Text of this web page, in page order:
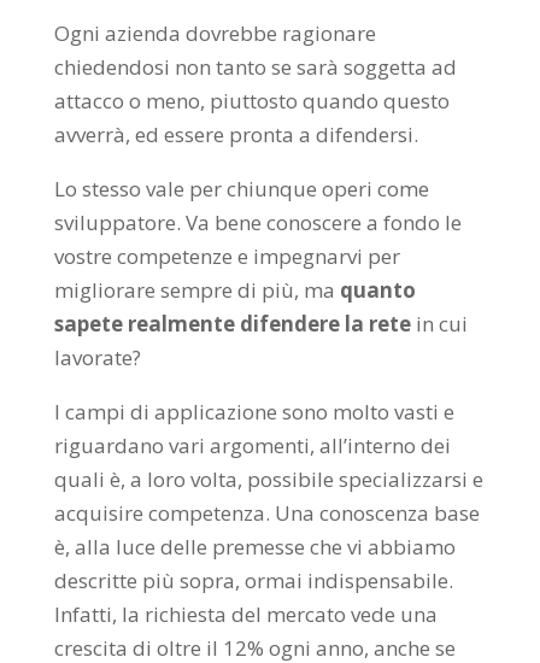
Ogni azienda dovrebbe ragionare
chiedendosi non tanto se sarà soggetta ad
attacco o meno, piuttosto quando questo
avverrà, ed essere pronta a difendersi.
Lo stesso vale per chiunque operi come
sviluppatore. Va bene conoscere a fondo le
vostre competenze e impegnarvi per
migliorare sempre di più, ma quanto
sapete realmente difendere la retein cui
lavorate?
I campi di applicazione sono molto vasti e
riguardano vari argomenti, all’interno dei
quali è, a loro volta, possibile specializzarsi e
acquisire competenza. Una conoscenza base
è, alla luce delle premesse che vi abbiamo
descritte più sopra, ormai indispensabile.
Infatti, la richiesta del mercato vede una
crescita di oltre il 12% ogni anno, anche se